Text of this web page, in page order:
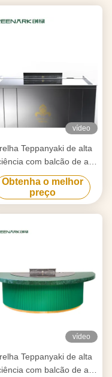
vídeo
Teppanyaki de alta
com balcão de aço
de liga de 20 mm e
aquecimento inteligente
Obtenha o melhor
preço
vídeo
Teppanyaki de alta
com balcão de aço